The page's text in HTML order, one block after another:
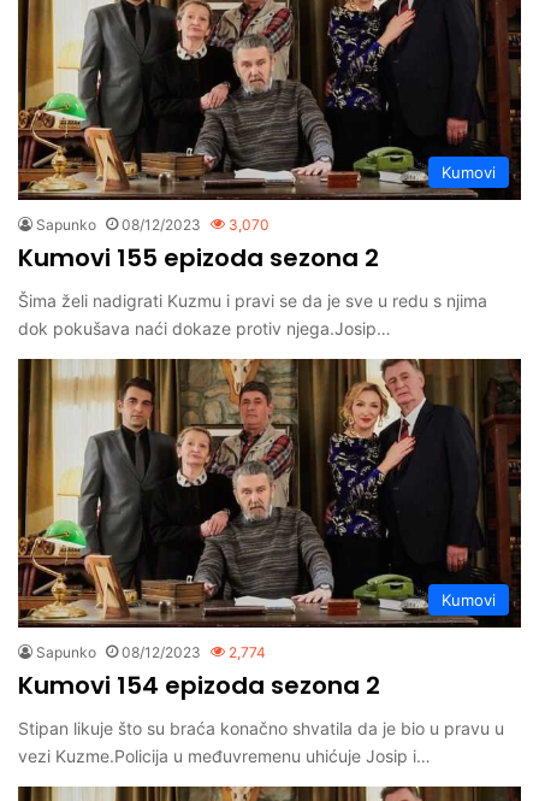
Kumovi
Sapunko 08/12/2023 3,070
Kumovi 155 epizoda sezona 2
Šima želi nadigrati Kuzmu i pravi se da je sve u redu s njima
dok pokušava naći dokaze protiv njega.Josip…
Kumovi
Sapunko 08/12/2023 2,774
Kumovi 154 epizoda sezona 2
Stipan likuje što su braća konačno shvatila da je bio u pravu u
vezi Kuzme.Policija u međuvremenu uhićuje Josip i…